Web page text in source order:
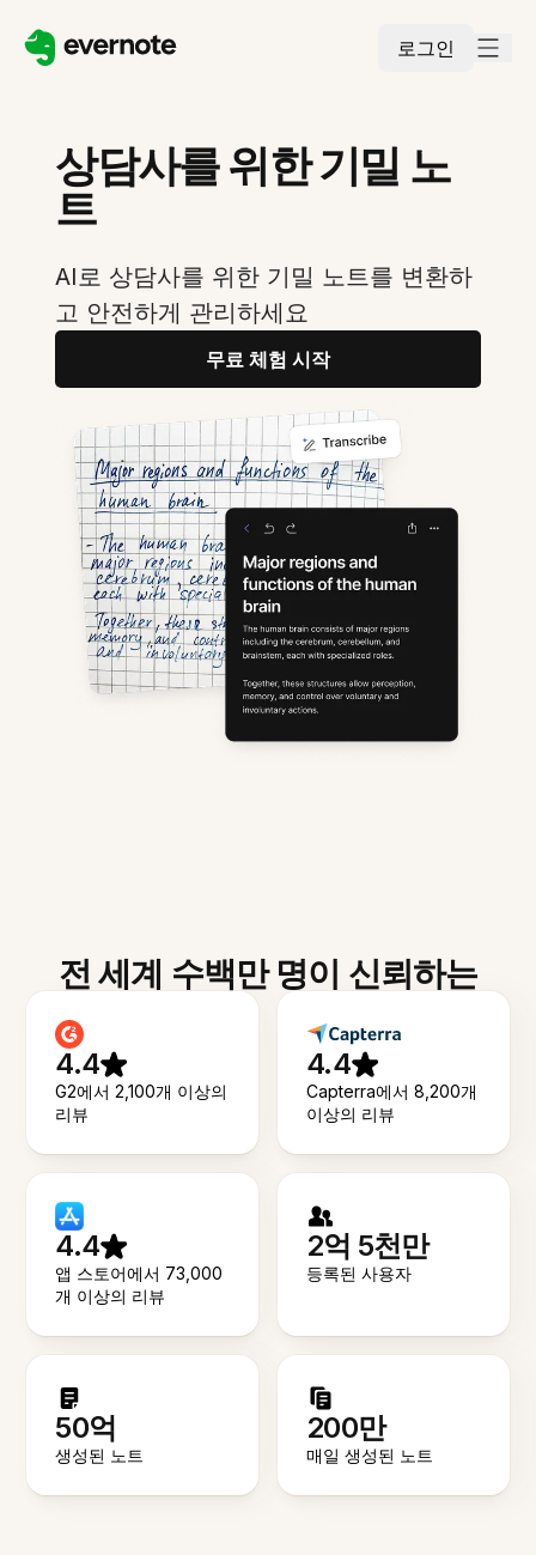
로그인
상담사를 위한 기밀 노
트
AI로 상담사를 위한 기밀 노트를 변환하
고 안전하게 관리하세요
무료 체험 시작
전 세계 수백만 명이 신뢰하는
4.4
G2에서 2,100개 이상의
리뷰
4.4
Capterra에서 8,200개
이상의 리뷰
4.4
앱 스토어에서 73,000
개 이상의 리뷰
2억 5천만
등록된 사용자
50억
생성된 노트
200만
매일 생성된 노트